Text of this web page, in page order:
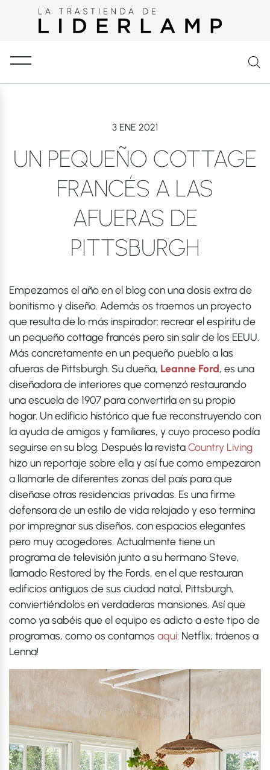
3 ENE 2021
UN PEQUEÑO COTTAGE
FRANCÉS A LAS
AFUERAS DE
PITTSBURGH
Empezamos el año en el blog con una dosis extra de
bonitismo y diseño. Además os traemos un proyecto
que resulta de lo más inspirador: recrear el espíritu de
un pequeño cottage francés pero sin salir de los EEUU.
Más concretamente en un pequeño pueblo a las
afueras de Pittsburgh. Su dueña, Leanne Ford, es una
diseñadora de interiores que comenzó restaurando
una escuela de 1907 para convertirla en su propio
hogar. Un edificio histórico que fue reconstruyendo con
la ayuda de amigos y familiares, y cuyo proceso podía
seguirse en su blog. Después la revistaCountry Living
hizo un reportaje sobre ella y así fue como empezaron
a llamarle de diferentes zonas del país para que
diseñase otras residencias privadas. Es una firme
defensora de un estilo de vida relajado y eso termina
por impregnar sus diseños, con espacios elegantes
pero muy acogedores. Actualmente tiene un
programa de televisión junto a su hermano Steve,
llamado Restored by the Fords, en el que restauran
edificios antiguos de sus ciudad natal, Pittsburgh,
conviertiéndolos en verdaderas mansiones. Así que
como ya sabéis que el equipo es adicto a este tipo de
programas, como os contamos aquí: Netflix, tráenos a
Lenna!